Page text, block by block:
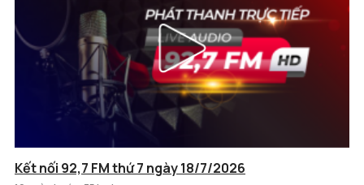
Kết nối 92,7 FM thứ 7 ngày 18/7/2026